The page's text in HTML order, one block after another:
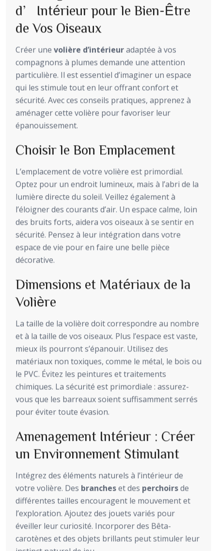
d’Intérieur pour le Bien-Être
de Vos Oiseaux
Créer une volière d’intérieuradaptée à vos
compagnons à plumes demande une attention
particulière. Il est essentiel d’imaginer un espace
qui les stimule tout en leur offrant confort et
sécurité. Avec ces conseils pratiques, apprenez à
aménager cette volière pour favoriser leur
épanouissement.
Choisir le Bon Emplacement
L’emplacement de votre volière est primordial.
Optez pour un endroit lumineux, mais à l’abri de la
lumière directe du soleil. Veillez également à
l’éloigner des courants d’air. Un espace calme, loin
des bruits forts, aidera vos oiseaux à se sentir en
sécurité. Pensez à leur intégration dans votre
espace de vie pour en faire une belle pièce
décorative.
Dimensions et Matériaux de la
Volière
La taille de la volière doit correspondre au nombre
et à la taille de vos oiseaux. Plus l’espace est vaste,
mieux ils pourront s’épanouir. Utilisez des
matériaux non toxiques, comme le métal, le bois ou
le PVC. Évitez les peintures et traitements
chimiques. La sécurité est primordiale : assurez-
vous que les barreaux soient suffisamment serrés
pour éviter toute évasion.
Amenagement Intérieur : Créer
un Environnement Stimulant
Intégrez des éléments naturels à l’intérieur de
votre volière. Des brancheset des perchoirsde
différentes tailles encouragent le mouvement et
l’exploration. Ajoutez des jouets variés pour
éveiller leur curiosité. Incorporer des Bêta-
carotènes et des objets brillants peut stimuler leur